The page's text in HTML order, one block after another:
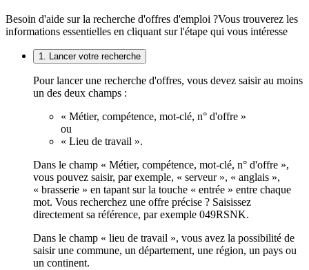
Besoin d'aide sur la recherche d'offres d'emploi ?Vous trouverez les
informations essentielles en cliquant sur l'étape qui vous intéresse
1. Lancer votre recherche
Pour lancer une recherche d'offres, vous devez saisir au moins
un des deux champs :
« Métier, compétence, mot-clé, n° d'offre »
ou
« Lieu de travail ».
Dans le champ « Métier, compétence, mot-clé, n° d'offre »,
vous pouvez saisir, par exemple, « serveur », « anglais »,
« brasserie » en tapant sur la touche « entrée » entre chaque
mot. Vous recherchez une offre précise ? Saisissez
directement sa référence, par exemple 049RSNK.
Dans le champ « lieu de travail », vous avez la possibilité de
saisir une commune, un département, une région, un pays ou
un continent.